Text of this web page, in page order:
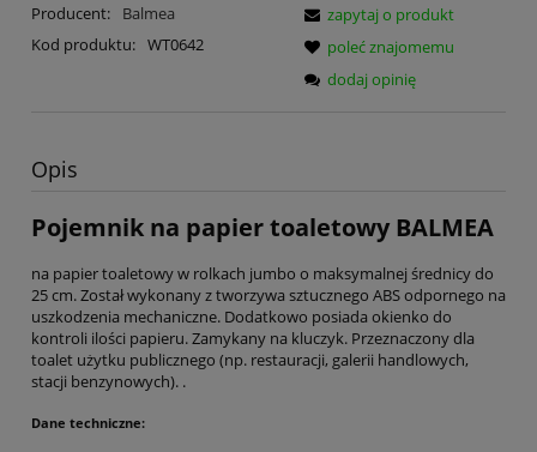
Producent:
Balmea
Kod produktu: WT0642
zapytaj o produkt
poleć znajomemu
dodaj opinię
Opis
Pojemnik na papier toaletowy BALMEA
na papier toaletowy w rolkach jumbo o maksymalnej średnicy do
25 cm. Został wykonany z tworzywa sztucznego ABS odpornego na
uszkodzenia mechaniczne. Dodatkowo posiada okienko do
kontroli ilości papieru. Zamykany na kluczyk. Przeznaczony dla
toalet użytku publicznego (np. restauracji, galerii handlowych,
stacji benzynowych). .
Dane techniczne: